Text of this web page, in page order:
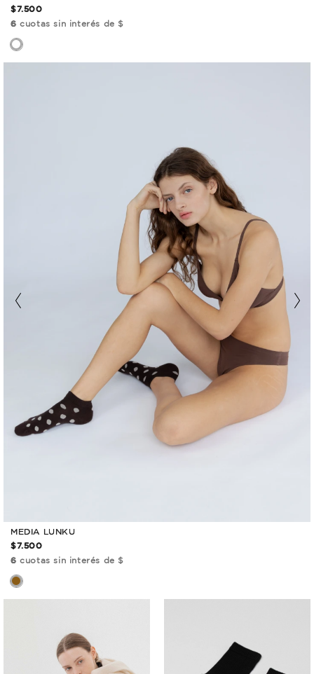
$7.500
6 cuotas sin interés de $
MEDIA LUNKU
$7.500
6 cuotas sin interés de $